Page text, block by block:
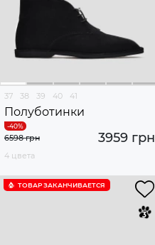
37 38 39 40 41
Полуботинки
3959 грн
6598 грн
4 цвета
ТОВАР ЗАКАНЧИВАЕТСЯ